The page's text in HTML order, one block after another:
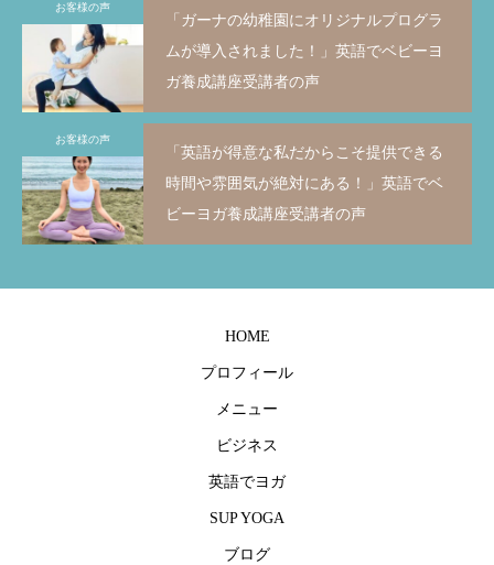
わる
本の
読み
方が
分か
る！
の7つ
のス
テッ
の７
つの
条件
お客様の声
「ガーナの幼稚園にオリジナルプログラ
ムが導入されました！」英語でベビーヨ
ガ養成講座受講者の声
お客様の声
「英語が得意な私だからこそ提供できる
時間や雰囲気が絶対にある！」英語でベ
ビーヨガ養成講座受講者の声
HOME
プロフィール
メニュー
ビジネス
英語でヨガ
SUP YOGA
ブログ